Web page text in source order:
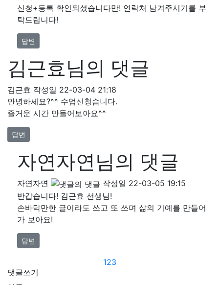
신청+등록 확인되셨습니다만! 연락처 남겨주시기를 부
탁드립니다!
답변
김근효님의 댓글
김근효 작성일 22-03-04 21:18
안녕하세요?^^ 수업신청습니다.
즐거운 시간 만들어보아요^^
답변
자연자연님의 댓글
자연자연 작성일 22-03-05 19:15
반갑습니다! 김근효 선생님!
손바닥만한 글이라도 쓰고 또 쓰며 삶의 기예를 만들어
가 보아요!
답변
123
댓글쓰기